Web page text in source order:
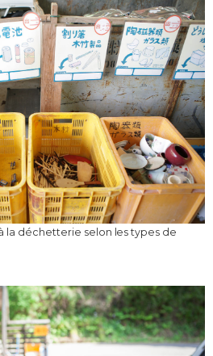
la déchetterie selon les types de